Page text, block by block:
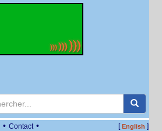
• Contact • [English ]